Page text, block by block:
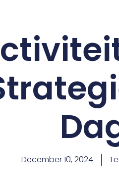
December 10, 2024